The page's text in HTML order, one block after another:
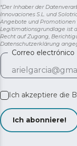
*Der Inhaber der
Innovaciones S.L. und
Angebote und Promotionen
Legitimationsgrundlage ist
Recht auf Zugang,
Datenschutzerklärung
Correo electrónico
Ich akzeptiere die
Ich abonniere!